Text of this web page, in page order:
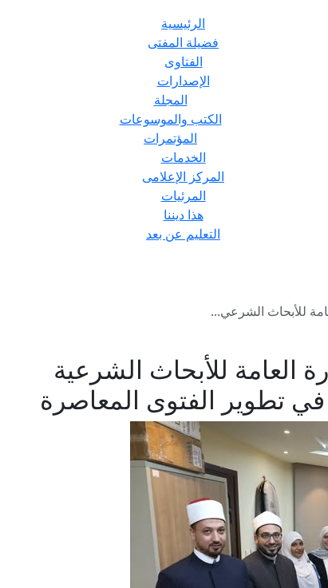
الرئيسية
فضيلة المفتى
الفتاوى
الإصدارات
المجلة
الكتب والموسوعات
المؤتمرات
الخدمات
المركز الإعلامى
المرئيات
هذا ديننا
التعليم عن بعد
للأبحاث الشرعي...
العامة للأبحاث الشرعية
تطوير الفتوى المعاصرة